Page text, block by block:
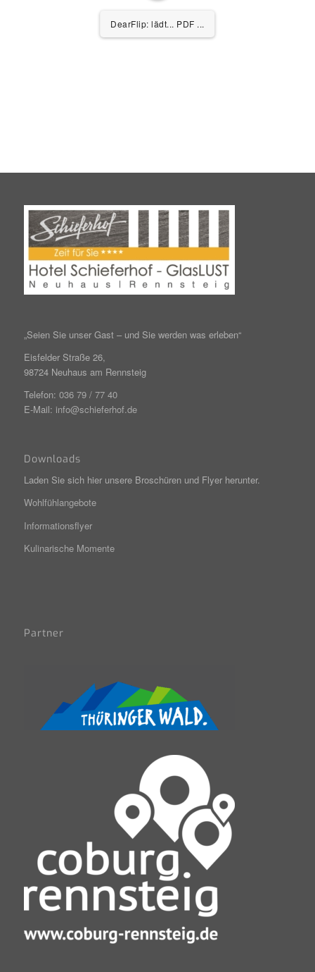
DearFlip: lädt... PDF ...
„Seien Sie unser Gast – und Sie werden was erleben“
Eisfelder Straße 26,
98724 Neuhaus am Rennsteig
Telefon: 036 79 / 77 40
E-Mail: info@schieferhof.de
Downloads
Laden Sie sich hier unsere Broschüren und Flyer herunter.
Wohlfühlangebote
Informationsflyer
Kulinarische Momente
Partner